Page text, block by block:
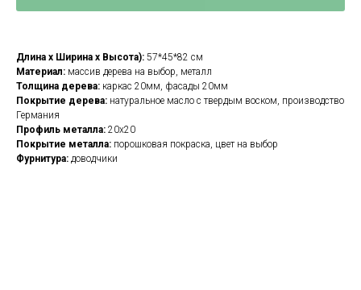
Длина х Ширина х Высота): 57*45*82 см
Материал: массив дерева на выбор, металл
Толщина дерева: каркас 20мм, фасады 20мм
Покрытие дерева: натуральное масло с твердым воском, производство
Германия
Профиль металла: 20х20
Покрытие металла: порошковая покраска, цвет на выбор
Фурнитура: доводчики